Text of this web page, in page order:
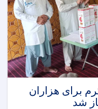
برای هزاران
شد